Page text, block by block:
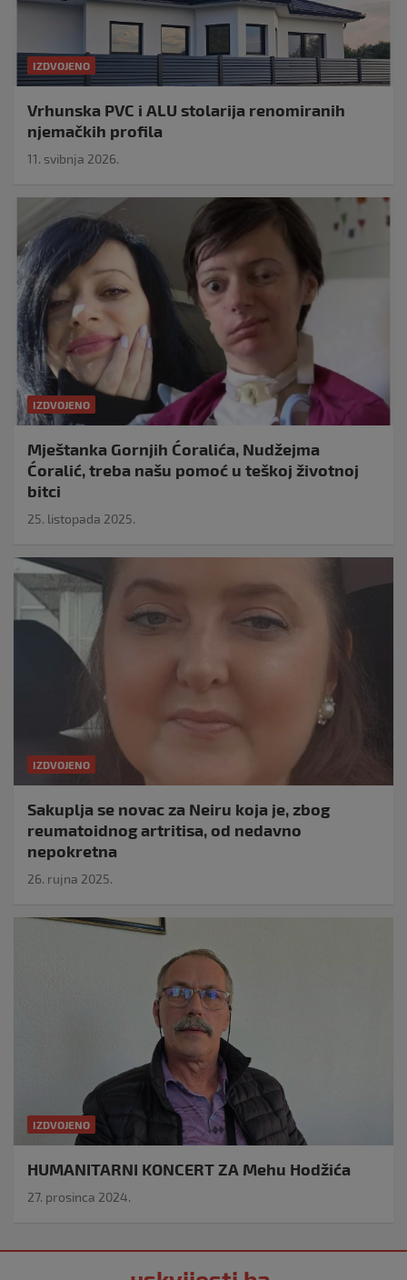
IZDVOJENO
Vrhunska PVC i ALU stolarija renomiranih
njemačkih profila
11. svibnja 2026.
IZDVOJENO
Mještanka Gornjih Ćoralića, Nudžejma
Ćoralić, treba našu pomoć u teškoj životnoj
bitci
25. listopada 2025.
IZDVOJENO
Sakuplja se novac za Neiru koja je, zbog
reumatoidnog artritisa, od nedavno
nepokretna
26. rujna 2025.
IZDVOJENO
HUMANITARNI KONCERT ZA Mehu Hodžića
27. prosinca 2024.